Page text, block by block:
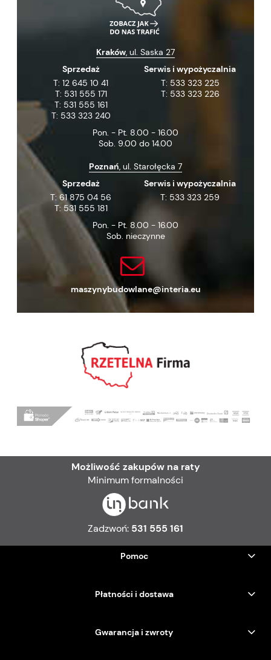
Kraków, ul. Saska 27
Sprzedaż
T:12 645 10 41
T: 531 555 171
T: 531 555 161
T: 533 323 240
Serwis i wypożyczalnia
T: 533 323 225
T: 533 323 226
Pon. - Pt. 8.00 - 16.00
Sob. 9.00 do 14.00
Poznań, ul. Starołęcka 7
Sprzedaż
T:61 875 04 56
T: 531 555 181
Serwis i wypożyczalnia
T: 533 323 259
Pon. - Pt. 8.00 - 16.00
Sob. nieczynne
maszynybudowlane@interia.eu
Możliwość zakupów na raty
Minimum formalności
Zadzwoń: 531 555 161
Pomoc
Płatności i dostawa
Gwarancja i zwroty